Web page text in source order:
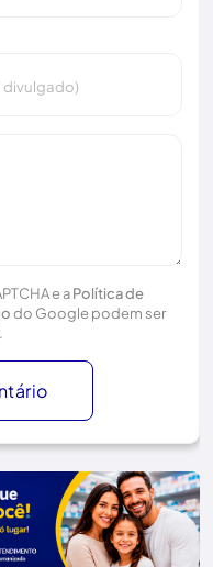
divulgado)
e aPolítica de
do Google podem ser